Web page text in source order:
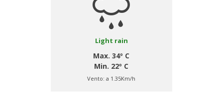
Light rain
Max. 34º C
Min. 22º C
Vento:a 1.35Km/h